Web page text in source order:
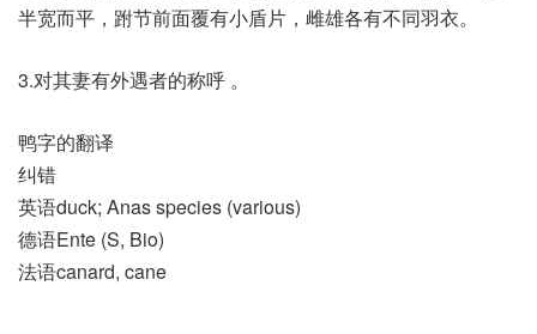
半宽而平，跗节前面覆有小盾片，雌雄各有不同羽衣。
3.对其妻有外遇者的称呼 。
鸭字的翻译
纠错
英语duck; Anas species (various)
德语Ente (S, Bio)
法语canard, cane